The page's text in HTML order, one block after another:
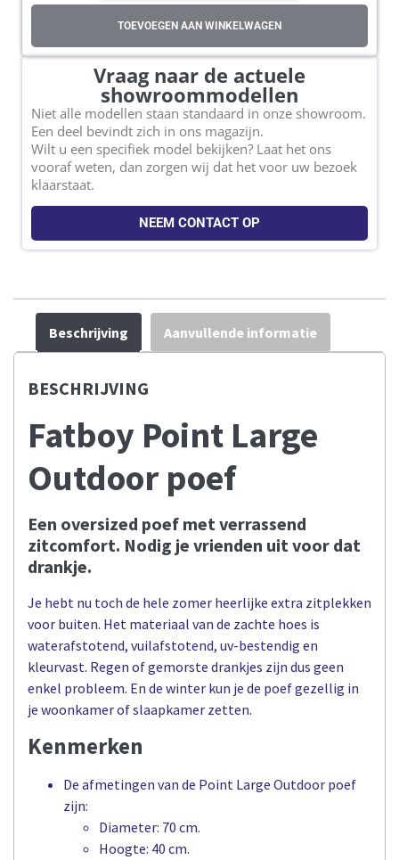
TOEVOEGEN AAN WINKELWAGEN
Vraag naar de actuele
showroommodellen
Niet alle modellen staan standaard in onze showroom.
Een deel bevindt zich in ons magazijn.
Wilt u een specifiek model bekijken? Laat het ons
vooraf weten, dan zorgen wij dat het voor uw bezoek
klaarstaat.
NEEM CONTACT OP
Beschrijving Aanvullende informatie
BESCHRIJVING
Fatboy Point Large
Outdoor poef
Een oversized poef met verrassend
zitcomfort. Nodig je vrienden uit voor dat
drankje.
Je hebt nu toch de hele zomer heerlijke extra zitplekken
voor buiten. Het materiaal van de zachte hoes is
waterafstotend, vuilafstotend, uv-bestendig en
kleurvast. Regen of gemorste drankjes zijn dus geen
enkel probleem. En de winter kun je de poef gezellig in
je woonkamer of slaapkamer zetten.
Kenmerken
De afmetingen van de Point Large Outdoor poef
zijn:
Diameter: 70 cm.
Hoogte: 40 cm.